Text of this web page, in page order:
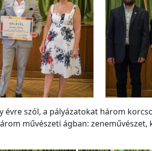
évre szól, a pályázatokat három
művészeti ágban: